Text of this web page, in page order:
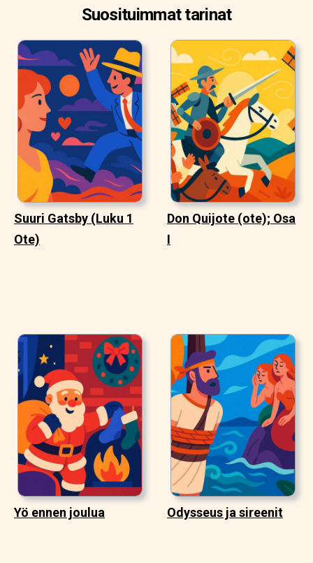
Suosituimmat tarinat
Suuri Gatsby (Luku 1
Ote)
Don Quijote (ote); Osa
I
Yö ennen joulua Odysseus ja sireenit